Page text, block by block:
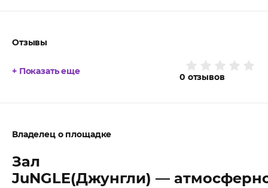
Отзывы
0 отзывов
+ Показать еще
Владелец о площадке
Зал
JuNGLE(Джунгли) —